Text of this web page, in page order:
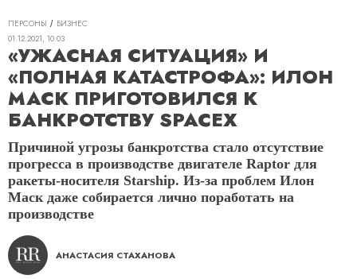
ПЕРСОНЫ
БИЗНЕС
01.12.2021, 10:03
«УЖАСНАЯ СИТУАЦИЯ» И
«ПОЛНАЯ КАТАСТРОФА»: ИЛОН
МАСК ПРИГОТОВИЛСЯ К
БАНКРОТСТВУ SPACEX
Причиной угрозы банкротства стало отсутствие
прогресса в производстве двигателе Raptor для
ракеты-носителя Starship. Из-за проблем Илон
Маск даже собирается лично поработать на
производстве
АНАСТАСИЯ СТАХАНОВА